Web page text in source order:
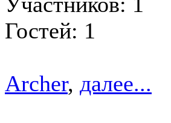
Гостей: 1
Archer, далее...